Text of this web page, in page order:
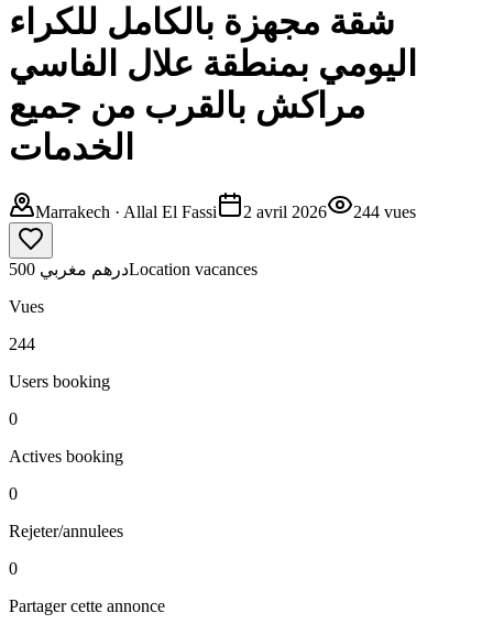
شقة مجهزة بالكامل للكراء
اليومي بمنطقة علال الفاسي
مراكش بالقرب من جميع
الخدمات
Marrakech · Allal El Fassi 2 avril 2026 244 vues
500 درهم مغربيLocation vacances
Vues
244
Users booking
0
Actives booking
0
Rejeter/annulees
0
Partager cette annonce